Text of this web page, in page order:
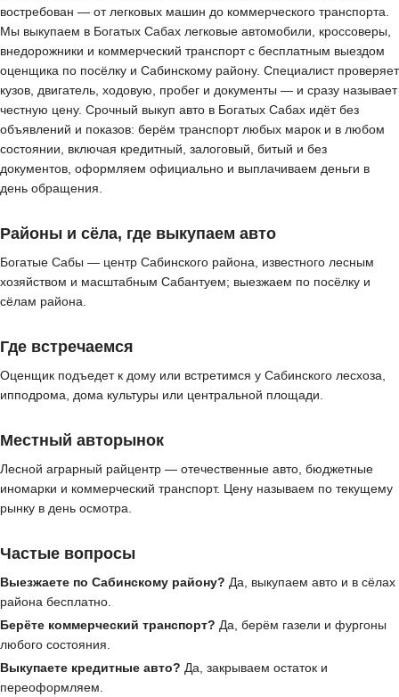
востребован — от легковых машин до коммерческого транспорта.
Мы выкупаем в Богатых Сабах легковые автомобили, кроссоверы,
внедорожники и коммерческий транспорт с бесплатным выездом
оценщика по посёлку и Сабинскому району. Специалист проверяет
кузов, двигатель, ходовую, пробег и документы — и сразу называет
честную цену. Срочный выкуп авто в Богатых Сабах идёт без
объявлений и показов: берём транспорт любых марок и в любом
состоянии, включая кредитный, залоговый, битый и без
документов, оформляем официально и выплачиваем деньги в
день обращения.
Районы и сёла, где выкупаем авто
Богатые Сабы — центр Сабинского района, известного лесным
хозяйством и масштабным Сабантуем; выезжаем по посёлку и
сёлам района.
Где встречаемся
Оценщик подъедет к дому или встретимся у Сабинского лесхоза,
ипподрома, дома культуры или центральной площади.
Местный авторынок
Лесной аграрный райцентр — отечественные авто, бюджетные
иномарки и коммерческий транспорт. Цену называем по текущему
рынку в день осмотра.
Частые вопросы
Выезжаете по Сабинскому району? Да, выкупаем авто и в сёлах
района бесплатно.
Берёте коммерческий транспорт? Да, берём газели и фургоны
любого состояния.
Выкупаете кредитные авто? Да, закрываем остаток и
переоформляем.